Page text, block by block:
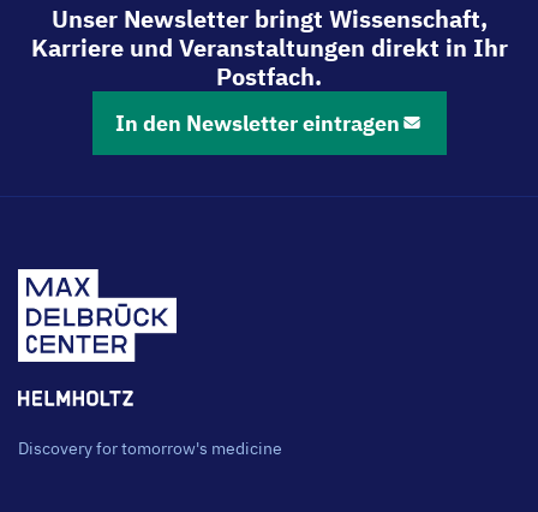
Unser Newsletter bringt Wissenschaft,
Karriere und Veranstaltungen direkt in Ihr
Postfach.
In den Newsletter eintragen
Discovery for tomorrow's medicine